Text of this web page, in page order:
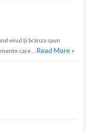
vinul și brânza spun
care …Read More »